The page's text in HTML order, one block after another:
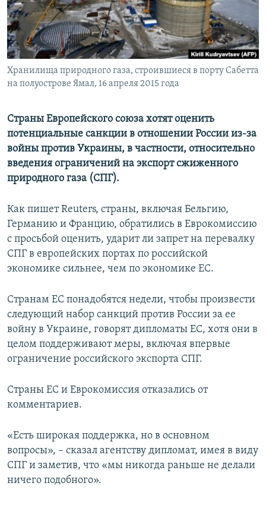
ПОБЕДИТЕЛЕЙ НЕ СУДЯТ?
КРЫМ.НЕПОКОРЕННЫЙ
ELIFBE
УКРАИНСКАЯ ПРОБЛЕМА КРЫМА
ПРИСОЕДИНЯЙТЕСЬ!
Все сайты RFE/RL
Хранилища природного газа, строившиеся в порту Сабетта
на полуострове Ямал, 16 апреля 2015 года
Страны Европейского союза хотят оценить
потенциальные санкции в отношении России из-за
войны против Украины, в частности, относительно
введения ограничений на экспорт сжиженного
природного газа (СПГ).
Как пишет Reuters, страны, включая Бельгию,
Германию и Францию, обратились в Еврокомиссию
с просьбой оценить, ударит ли запрет на перевалку
СПГ в европейских портах по российской
экономике сильнее, чем по экономике ЕС.
Странам ЕС понадобятся недели, чтобы произвести
следующий набор санкций против России за ее
войну в Украине, говорят дипломаты ЕС, хотя они в
целом поддерживают меры, включая впервые
ограничение российского экспорта СПГ.
Страны ЕС и Еврокомиссия отказались от
комментариев.
«Есть широкая поддержка, но в основном
вопросы», – сказал агентству дипломат, имея в виду
СПГ и заметив, что «мы никогда раньше не делали
ничего подобного».